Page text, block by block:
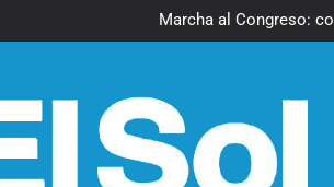
Marcha al Congreso:
Tormentas severas y fuertes
Marcha al Congreso:
Tormentas severas y
Senado debate el